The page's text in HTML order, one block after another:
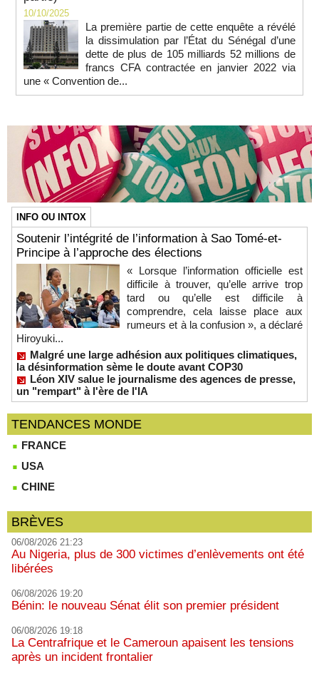
10/10/2025
La première partie de cette enquête a révélé
la dissimulation par l’État du Sénégal d’une
dette de plus de 105 milliards 52 millions de
francs CFA contractée en janvier 2022 via
une « Convention de...
INFO OU INTOX
Soutenir l’intégrité de l’information à Sao Tomé-et-
Principe à l’approche des élections
« Lorsque l’information officielle est
difficile à trouver, qu’elle arrive trop
tard ou qu’elle est difficile à
comprendre, cela laisse place aux
rumeurs et à la confusion », a déclaré
Hiroyuki...
Malgré une large adhésion aux politiques climatiques,
la désinformation sème le doute avant COP30
Léon XIV salue le journalisme des agences de presse,
un "rempart" à l'ère de l'IA
TENDANCES MONDE
FRANCE
USA
CHINE
BRÈVES
06/08/2026 21:23
Au Nigeria, plus de 300 victimes d’enlèvements ont été
libérées
06/08/2026 19:20
Bénin: le nouveau Sénat élit son premier président
06/08/2026 19:18
La Centrafrique et le Cameroun apaisent les tensions
après un incident frontalier